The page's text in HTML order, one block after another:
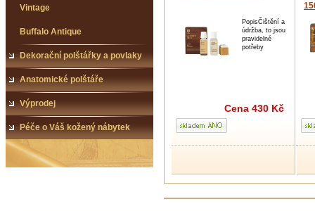
Vintage
Buffalo Antique
Dekorační polštářky a povlaky
Anatomické polštáře
Výprodej
Péče o Váš kožený nábytek
PopisČištění a
údržba, to jsou
pravidelné
potřeby
Cena 430 Kč